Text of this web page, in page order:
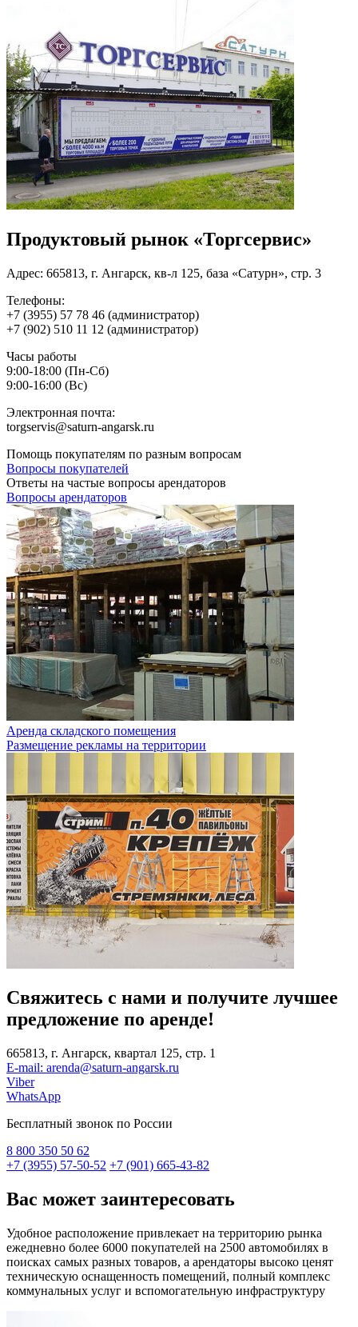
Продуктовый рынок «Торгсервис»
Адрес: 665813, г. Ангарск, кв-л 125, база «Сатурн», стр. 3
Телефоны:
+7 (3955) 57 78 46 (администратор)
+7 (902) 510 11 12 (администратор)
Часы работы
9:00-18:00 (Пн-Сб)
9:00-16:00 (Вс)
Электронная почта:
torgservis@saturn-angarsk.ru
Помощь покупателям по разным вопросам
Вопросы покупателей
Ответы на частые вопросы арендаторов
Вопросы арендаторов
Аренда складского помещения
Размещение рекламы на территории
Свяжитесь с нами и получите лучшее
предложение по аренде!
665813, г. Ангарск, квартал 125, стр. 1
E-mail: arenda@saturn-angarsk.ru
Viber
WhatsApp
Бесплатный звонок по России
8 800 350 50 62
+7 (3955) 57-50-52 +7 (901) 665-43-82
Вас может заинтересовать
Удобное расположение привлекает на территорию рынка
ежедневно более 6000 покупателей на 2500 автомобилях в
поисках самых разных товаров, а арендаторы высоко ценят
техническую оснащенность помещений, полный комплекс
коммунальных услуг и вспомогательную инфраструктуру